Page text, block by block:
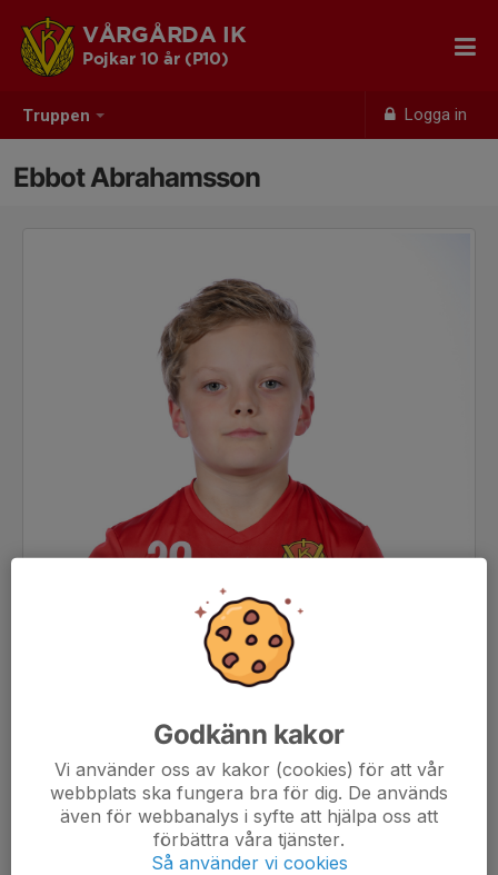
Truppen Logga in
VÅRGÅRDA IK
Pojkar 10 år (P10)
Ebbot Abrahamsson
Godkänn kakor
Vi använder oss av kakor (cookies) för att vår
webbplats ska fungera bra för dig. De används
även för webbanalys i syfte att hjälpa oss att
förbättra våra tjänster.
Så använder vi cookies